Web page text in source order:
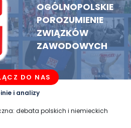
OGÓLNOPOLSKIE
POROZUMIENIE
ZWIĄZKÓW
ZAWODOWYCH
DO NAS
i analizy
debata polskich i niemieckich